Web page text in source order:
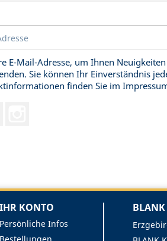
E-Mail-Adresse, um Ihnen
Sie können Ihr Einverständnis
finden Sie im
IHR KONTO
Persönliche Infos
Bestellungen